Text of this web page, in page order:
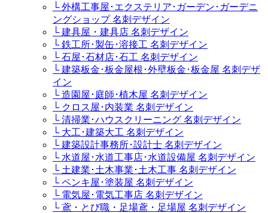
└ 外構工事屋･エクステリア･ガーデン･ガーデニ
ングショップ 名刺デザイン
└ 建具屋・建具店 名刺デザイン
└ 鉄工所･製缶･溶接工 名刺デザイン
└ 石屋･石材店･石工 名刺デザイン
└ 建築板金･板金屋根･外壁板金･板金屋 名刺デザ
イン
└ 造園屋･庭師･植木屋 名刺デザイン
└ クロス屋･内装業 名刺デザイン
└ 清掃業･ハウスクリーニング 名刺デザイン
└ 大工･建築大工 名刺デザイン
└ 建築設計事務所･設計士 名刺デザイン
└ 水道屋･水道工事店･水道設備屋 名刺デザイン
└ 土建業･土木事業･土木工事 名刺デザイン
└ ペンキ屋･塗装屋 名刺デザイン
└ 電気屋･電気工事店 名刺デザイン
└ 鳶・とび職・足場鳶・足場屋 名刺デザイン